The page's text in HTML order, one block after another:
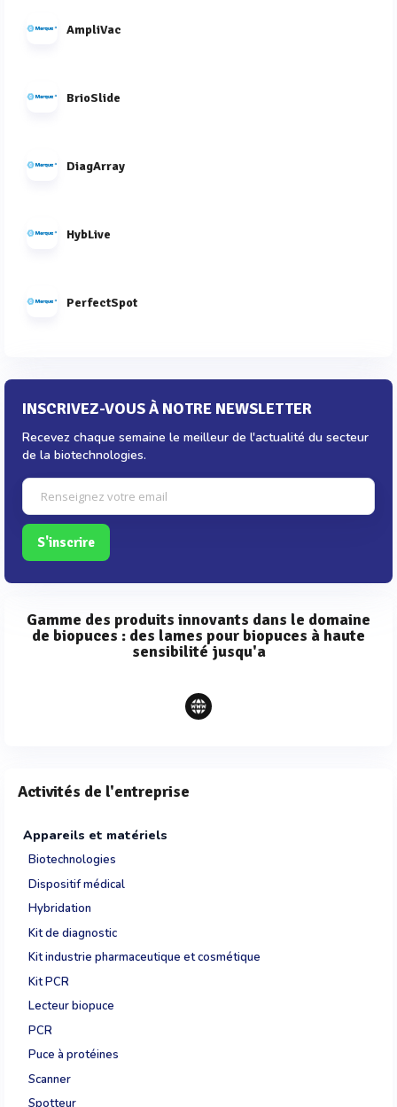
AmpliVac
BrioSlide
DiagArray
HybLive
PerfectSpot
INSCRIVEZ-VOUS À NOTRE NEWSLETTER
Recevez chaque semaine le meilleur de l'actualité du secteur
de la biotechnologies.
S'inscrire
Gamme des produits innovants dans le domaine
de biopuces : des lames pour biopuces à haute
sensibilité jusqu'a
Activités de l'entreprise
Appareils et matériels
Biotechnologies
Dispositif médical
Hybridation
Kit de diagnostic
Kit industrie pharmaceutique et cosmétique
Kit PCR
Lecteur biopuce
PCR
Puce à protéines
Scanner
Spotteur